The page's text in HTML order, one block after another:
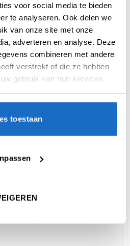
voor social media te bieden
te analyseren. Ook delen we
van onze site met onze
adverteren en analyse. Deze
combineren met andere
verstrekt of die ze hebben
gebruik van hun services.
toestaan
,Dartpijlen, Mission Dartpijlen,
22 gr., 24 gr.